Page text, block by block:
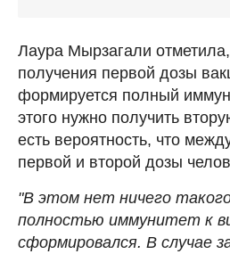
Лаура Мырзагали
получения первой дозы
формируется полный
этого нужно получить
есть вероятность, что
первой и второй дозы
"В этом нет ничего
полностью иммунитет к
сформировался. В случае